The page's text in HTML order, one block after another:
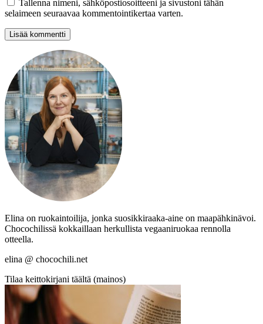
Tallenna nimeni, sähköpostiosoitteeni ja sivustoni tähän
selaimeen seuraavaa kommentointikertaa varten.
Elina on ruokaintoilija, jonka suosikkiraaka-aine on maapähkinävoi.
Chocochilissä kokkaillaan herkullista vegaaniruokaa rennolla
otteella.
elina @ chocochili.net
Tilaa keittokirjani täältä (mainos)